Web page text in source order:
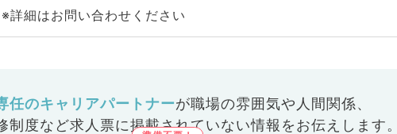
※詳細はお問い合わせください
任のキャリアパートナーが職場の雰囲気や人間関係、
制度など求人票に掲載されていない情報をお伝えします。